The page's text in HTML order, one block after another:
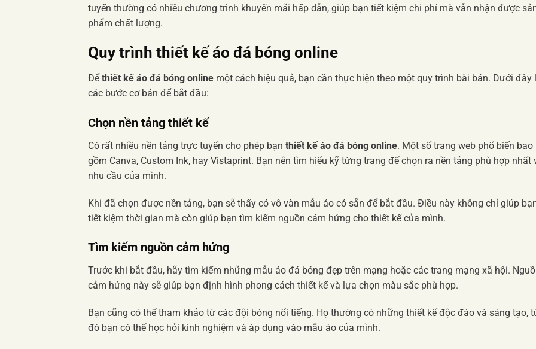
tuyến thường có nhiều chương trình khuyến mãi hấp dẫn, giúp bạn tiết kiệm chi phí mà vẫn nhận được
phẩm chất lượng.
Quy trình thiết kế áo đá bóng online
Đểthiết kế áo đá bóng online một cách hiệu quả, bạn cần thực hiện theo một quy trình bài bản. Dưới đây
các bước cơ bản để bắt đầu:
Chọn nền tảng thiết kế
Có rất nhiều nền tảng trực tuyến cho phép bạn thiết kế áo đá bóng online. Một số trang web phổ biến bao
gồm Canva, Custom Ink, hay Vistaprint. Bạn nên tìm hiểu kỹ từng trang để chọn ra nền tảng phù hợp nhất
nhu cầu của mình.
Khi đã chọn được nền tảng, bạn sẽ thấy có vô vàn mẫu áo có sẵn để bắt đầu. Điều này không chỉ giúp
tiết kiệm thời gian mà còn giúp bạn tìm kiếm nguồn cảm hứng cho thiết kế của mình.
Tìm kiếm nguồn cảm hứng
Trước khi bắt đầu, hãy tìm kiếm những mẫu áo đá bóng đẹp trên mạng hoặc các trang mạng xã hội.
cảm hứng này sẽ giúp bạn định hình phong cách thiết kế và lựa chọn màu sắc phù hợp.
Bạn cũng có thể tham khảo từ các đội bóng nổi tiếng. Họ thường có những thiết kế độc đáo và sáng tạo,
đó bạn có thể học hỏi kinh nghiệm và áp dụng vào mẫu áo của mình.